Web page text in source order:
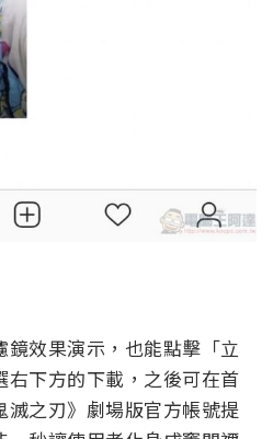
效果演示，也能點擊「立
下方的下載，之後可在首
之刃》劇場版官方帳號提